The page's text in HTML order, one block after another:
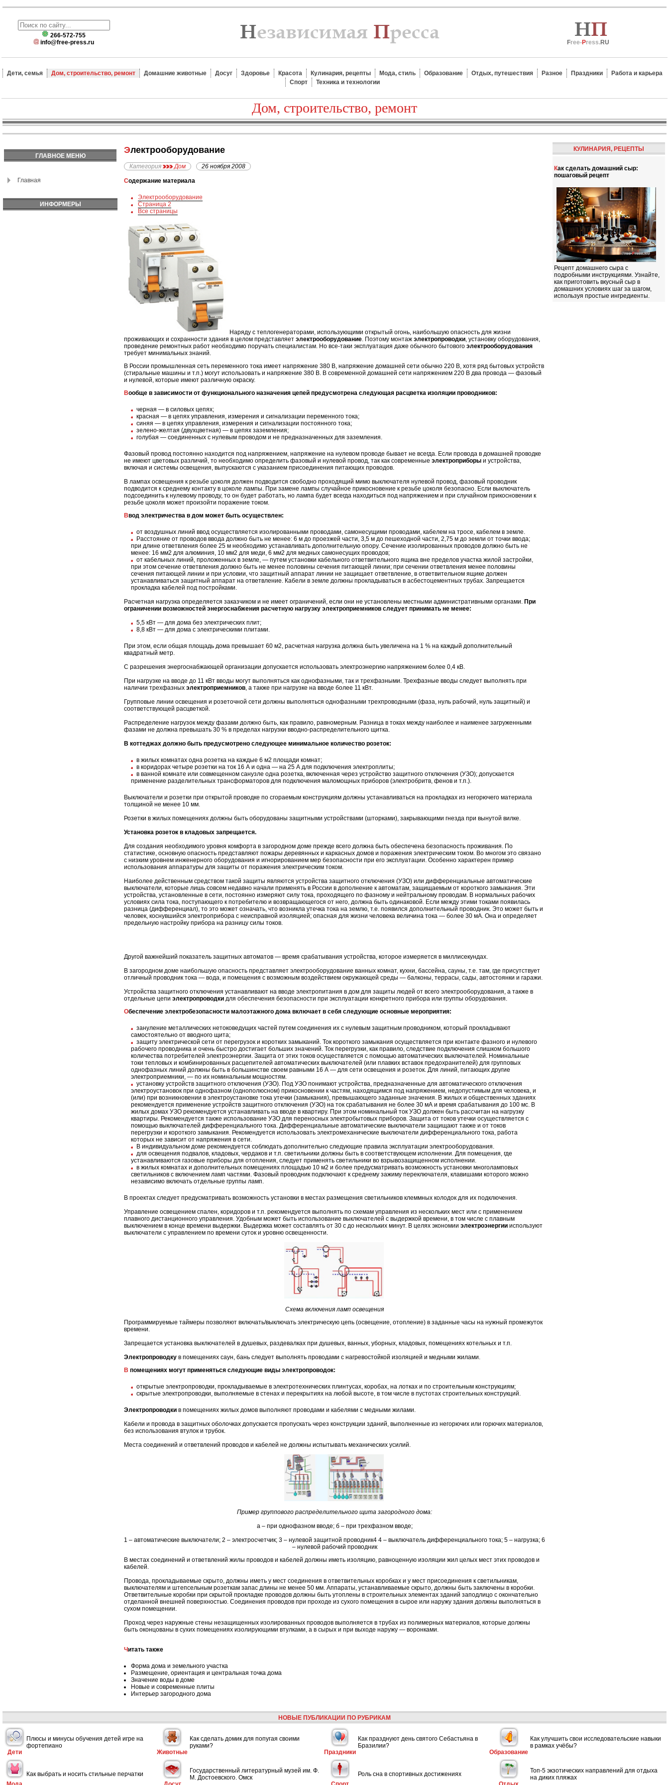
266-572-755
info@free-press.ru
Free-Press.RU
Дети, семья Дом, строительство, ремонт Домашние животные Досуг Здоровье Красота Кулинария, рецепты Мода, стиль Образование Отдых, путешествия Разное Праздники
Работа и карьера
Спорт
Техника и технологии
Дом, строительство, ремонт
ГЛАВНОЕ МЕНЮ
Главная
ИНФОРМЕРЫ
Электрооборудование
Категория Дом 26 ноября 2008
Содержание материала
Электрооборудование
Страница 2
Все страницы
Наряду с теплогенераторами, использующими открытый огонь, наибольшую опасность для жизни
проживающих и сохранности здания в целом представляет электрооборудование. Поэтому монтаж электропроводки, установку оборудования,
проведение ремонтных работ необходимо поручать специалистам. Но все-таки эксплуатация даже обычного бытового электрооборудования
требует минимальных знаний.
В России промышленная сеть переменного тока имеет напряжение 380 В, напряжение домашней сети обычно 220 В, хотя ряд бытовых устройств
(стиральные машины и т.п.) могут использовать и напряжение 380 В. В современной домашней сети напряжением 220 В два провода — фазовый
и нулевой, которые имеют различную окраску.
Вообще в зависимости от функционального назначения цепей предусмотрена следующая расцветка изоляции проводников:
черная — в силовых цепях;
красная — в цепях управления, измерения и сигнализации переменного тока;
синяя — в цепях управления, измерения и сигнализации постоянного тока;
зелено-желтая (двухцветная) — в цепях заземления;
голубая — соединенных с нулевым проводом и не предназначенных для заземления.
Фазовый провод постоянно находится под напряжением, напряжение на нулевом проводе бывает не всегда. Если провода в домашней проводке
не имеют цветовых различий, то необходимо определить фазовый и нулевой провод, так как современные электроприборы и устройства,
включая и системы освещения, выпускаются с указанием присоединения питающих проводов.
В лампах освещения к резьбе цоколя должен подводится свободно проходящий мимо выключателя нулевой провод, фазовый проводник
подводится к среднему контакту в цоколе лампы. При замене лампы случайное прикосновение к резьбе цоколя безопасно. Если выключатель
подсоединить к нулевому проводу, то он будет работать, но лампа будет всегда находиться под напряжением и при случайном прикосновении к
резьбе цоколя может произойти поражение током.
Ввод электричества в дом может быть осуществлен:
от воздушных линий ввод осуществляется изолированными проводами, самонесущими проводами, кабелем на тросе, кабелем в земле.
Расстояние от проводов ввода должно быть не менее: 6 м до проезжей части, 3,5 м до пешеходной части, 2,75 м до земли от точки ввода;
при длине ответвления более 25 м необходимо устанавливать дополнительную опору. Сечение изолированных проводов должно быть не
менее: 16 мм2 для алюминия, 10 мм2 для меди, 6 мм2 для медных самонесущих проводов;
от кабельных линий, проложенных в земле, — путем установки кабельного ответвительного ящика вне пределов участка жилой застройки,
при этом сечение ответвления должно быть не менее половины сечения питающей линии; при сечении ответвления менее половины
сечения питающей линии и при условии, что защитный аппарат линии не защищает ответвление, в ответвительном ящике должен
устанавливаться защитный аппарат на ответвление. Кабели в земле должны прокладываться в асбестоцементных трубах. Запрещается
прокладка кабелей под постройками.
Расчетная нагрузка определяется заказчиком и не имеет ограничений, если они не установлены местными административными органами. При
ограничении возможностей энергоснабжения расчетную нагрузку электроприемников следует принимать не менее:
5,5 кВт — для дома без электрических плит;
8,8 кВт — для дома с электрическими плитами.
При этом, если общая площадь дома превышает 60 м2, расчетная нагрузка должна быть увеличена на 1 % на каждый дополнительный
квадратный метр.
С разрешения энергоснабжающей организации допускается использовать электроэнергию напряжением более 0,4 кВ.
При нагрузке на вводе до 11 кВт вводы могут выполняться как однофазными, так и трехфазными. Трехфазные вводы следует выполнять при
наличии трехфазных электроприемников, а также при нагрузке на вводе более 11 кВт.
Групповые линии освещения и розеточной сети должны выполняться однофазными трехпроводными (фаза, нуль рабочий, нуль защитный) и
соответствующей расцветкой.
Распределение нагрузок между фазами должно быть, как правило, равномерным. Разница в токах между наиболее и наименее загруженными
фазами не должна превышать 30 % в пределах нагрузки вводно-распределительного щитка.
В коттеджах должно быть предусмотрено следующее минимальное количество розеток:
в жилых комнатах одна розетка на каждые 6 м2 площади комнат;
в коридорах четыре розетки на ток 16 А и одна — на 25 А для подключения электроплиты;
в ванной комнате или совмещенном санузле одна розетка, включенная через устройство защитного отключения (УЗО); допускается
применение разделительных трансформаторов для подключения маломощных приборов (электробритв, фенов и т.п.).
Выключатели и розетки при открытой проводке по сгораемым конструкциям должны устанавливаться на прокладках из негорючего материала
толщиной не менее 10 мм.
Розетки в жилых помещениях должны быть оборудованы защитными устройствами (шторками), закрывающими гнезда при вынутой вилке.
Установка розеток в кладовых запрещается.
Для создания необходимого уровня комфорта в загородном доме прежде всего должна быть обеспечена безопасность проживания. По
статистике, основную опасность представляют пожары деревянных и каркасных домов и поражения электрическим током. Во многом это связано
с низким уровнем инженерного оборудования и игнорированием мер безопасности при его эксплуатации. Особенно характерен пример
использования аппаратуры для защиты от поражения электрическим током.
Наиболее действенным средством такой защиты являются устройства защитного отключения (УЗО) или дифференциальные автоматические
выключатели, которые лишь совсем недавно начали применять в России в дополнение к автоматам, защищаемым от короткого замыкания. Эти
устройства, установленные в сети, постоянно измеряют силу тока, проходящего по фазному и нейтральному проводам. В нормальных рабочих
условиях сила тока, поступающего к потребителю и возвращающегося от него, должна быть одинаковой. Если между этими токами появилась
разница (дифференциал), то это может означать, что возникла утечка тока на землю, т.е. появился дополнительный проводник. Это может быть и
человек, коснувшийся электроприбора с неисправной изоляцией; опасная для жизни человека величина тока — более 30 мА. Она и определяет
предельную настройку прибора на разницу силы токов.
Другой важнейший показатель защитных автоматов — время срабатывания устройства, которое измеряется в миллисекундах.
В загородном доме наибольшую опасность представляет электрооборудование ванных комнат, кухни, бассейна, сауны, т.е. там, где присутствует
отличный проводник тока — вода, и помещения с возможным воздействием окружающей среды — балконы, террасы, сады, автостоянки и гаражи.
Устройства защитного отключения устанавливают на вводе электропитания в дом для защиты людей от всего электрооборудования, а также в
отдельные цепи электропроводки для обеспечения безопасности при эксплуатации конкретного прибора или группы оборудования.
Обеспечение электробезопасности малоэтажного дома включает в себя следующие основные мероприятия:
зануление металлических нетоковедущих частей путем соединения их с нулевым защитным проводником, который прокладывают
самостоятельно от вводного щита;
защиту электрической сети от перегрузок и коротких замыканий. Ток короткого замыкания осуществляется при контакте фазного и нулевого
рабочего проводника и очень быстро достигает больших значений. Ток перегрузки, как правило, следствие подключения слишком большого
количества потребителей электроэнергии. Защита от этих токов осуществляется с помощью автоматических выключателей. Номинальные
токи тепловых и комбинированных расцепителей автоматических выключателей (или плавких вставок предохранителей) для групповых
однофазных линий должны быть в большинстве своем равными 16 А — для сети освещения и розеток. Для линий, питающих другие
электроприемники, — по их номинальным мощностям.
установку устройств защитного отключения (УЗО). Под УЗО понимают устройства, предназначенные для автоматического отключения
электроустановок при однофазном (однополюсном) прикосновении к частям, находящимся под напряжением, недопустимым для человека, и
(или) при возникновении в электроустановке тока утечки (замыкания), превышающего заданные значения. В жилых и общественных зданиях
рекомендуется применение устройств защитного отключения (УЗО) на ток срабатывания не более 30 мА и время срабатывания до 100 мс. В
жилых домах УЗО рекомендуется устанавливать на вводе в квартиру. При этом номинальный ток УЗО должен быть рассчитан на нагрузку
квартиры. Рекомендуется также использование УЗО для переносных электробытовых приборов. Защита от токов утечки осуществляется с
помощью выключателей дифференциального тока. Дифференциальные автоматические выключатели защищают также и от токов
перегрузки и короткого замыкания. Рекомендуется использовать электромеханические выключатели дифференциального тока, работа
которых не зависит от напряжения в сети.
В индивидуальном доме рекомендуется соблюдать дополнительно следующие правила эксплуатации электрооборудования.
для освещения подвалов, кладовых, чердаков и т.п. светильники должны быть в соответствующем исполнении. Для помещения, где
устанавливаются газовые приборы для отопления, следует применять светильники во взрывозащищенном исполнении.
в жилых комнатах и дополнительных помещениях площадью 10 м2 и более предусматривать возможность установки многоламповых
светильников с включением ламп частями. Фазовый проводник подключают к среднему зажиму переключателя, клавишами которого можно
независимо включать отдельные группы ламп.
В проектах следует предусматривать возможность установки в местах размещения светильников клеммных колодок для их подключения.
Управление освещением спален, коридоров и т.п. рекомендуется выполнять по схемам управления из нескольких мест или с применением
плавного дистанционного управления. Удобным может быть использование выключателей с выдержкой времени, в том числе с плавным
выключением в конце времени выдержки. Выдержка может составлять от 30 с до нескольких минут. В целях экономии электроэнергии используют
выключатели с управлением по времени суток и уровню освещенности.
Схема включения ламп освещения
Программируемые таймеры позволяют включать/выключать электрическую цепь (освещение, отопление) в заданные часы на нужный промежуток
времени.
Запрещается установка выключателей в душевых, раздевалках при душевых, ванных, уборных, кладовых, помещениях котельных и т.п.
Электропроводку в помещениях саун, бань следует выполнять проводами с нагревостойкой изоляцией и медными жилами.
В помещениях могут применяться следующие виды электропроводок:
открытые электропроводки, прокладываемые в электротехнических плинтусах, коробах, на лотках и по строительным конструкциям;
скрытые электропроводки, выполняемые в стенах и перекрытиях на любой высоте, в том числе в пустотах строительных конструкций.
Электропроводки в помещениях жилых домов выполняют проводами и кабелями с медными жилами.
Кабели и провода в защитных оболочках допускается пропускать через конструкции зданий, выполненные из негорючих или горючих материалов,
без использования втулок и трубок.
Места соединений и ответвлений проводов и кабелей не должны испытывать механических усилий.
Пример группового распределительного щита загородного дома:
а – при однофазном вводе; б – при трехфазном вводе;
1 – автоматические выключатели; 2 – электросчетчик; 3 – нулевой защитной проводник4 4 – выключатель дифференциального тока; 5 – нагрузка; 6
– нулевой рабочий проводник
В местах соединений и ответвлений жилы проводов и кабелей должны иметь изоляцию, равноценную изоляции жил целых мест этих проводов и
кабелей.
Провода, прокладываемые скрыто, должны иметь у мест соединения в ответвительных коробках и у мест присоединения к светильникам,
выключателям и штепсельным розеткам запас длины не менее 50 мм. Аппараты, устанавливаемые скрыто, должны быть заключены в коробки.
Ответвительные коробки при скрытой прокладке проводов должны быть утоплены в строительных элементах зданий заподлицо с окончательно
отделанной внешней поверхностью. Соединения проводов при проходе из сухого помещения в сырое или наружу здания должны выполняться в
сухом помещении.
Проход через наружные стены незащищенных изолированных проводов выполняется в трубах из полимерных материалов, которые должны
быть оконцованы в сухих помещениях изолирующими втулками, а в сырых и при выходе наружу — воронками.
Читать также
Форма дома и земельного участка
Размещение, ориентация и центральная точка дома
Значение воды в доме
Новые и современные плиты
Интерьер загородного дома
КУЛИНАРИЯ, РЕЦЕПТЫ
Как сделать домашний сыр:
пошаговый рецепт
Рецепт домашнего сыра с
подробными инструкциями. Узнайте,
как приготовить вкусный сыр в
домашних условиях шаг за шагом,
используя простые ингредиенты.
НОВЫЕ ПУБЛИКАЦИИ ПО РУБРИКАМ
Дети
Плюсы и минусы обучения детей игре на
фортепиано
Животные
Как сделать домик для попугая своими
руками?
Праздники
Как празднуют день святого Себастьяна в
Бразилии?
Образование
Как улучшить свои исследовательские навыки
в рамках учёбы?
Как выбрать и носить стильные перчатки
Государственный литературный музей им. Ф.
М. Достоевского. Омск
Роль сна в спортивных достижениях
Топ-5 экзотических направлений для отдыха
на диких пляжах